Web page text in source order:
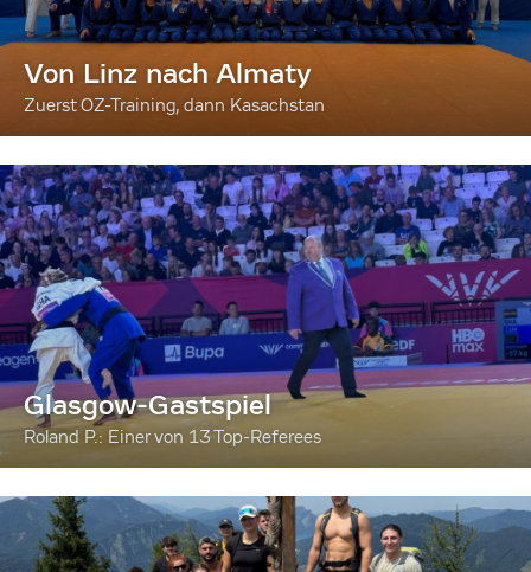
Von Linz nach Almaty
Zuerst OZ-Training, dann Kasachstan
Glasgow-Gastspiel
Roland P.: Einer von 13 Top-Referees